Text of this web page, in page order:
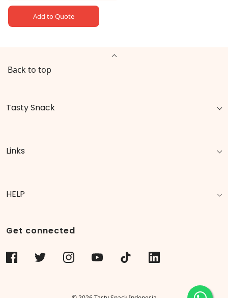
Add to Quote
Back to top
Tasty Snack
Links
HELP
Get connected